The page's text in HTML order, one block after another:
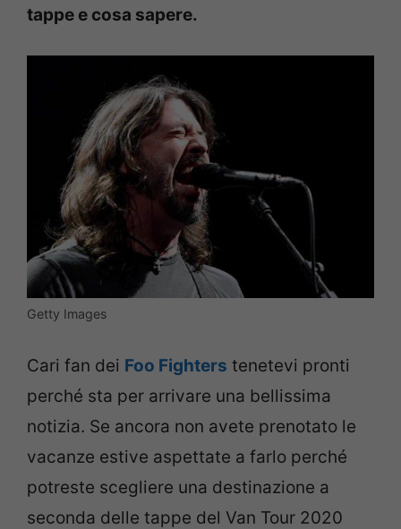
tappe e cosa sapere.
Getty Images
Cari fan dei Foo Fighters tenetevi pronti
perché sta per arrivare una bellissima
notizia. Se ancora non avete prenotato le
vacanze estive aspettate a farlo perché
potreste scegliere una destinazione a
seconda delle tappe del Van Tour 2020